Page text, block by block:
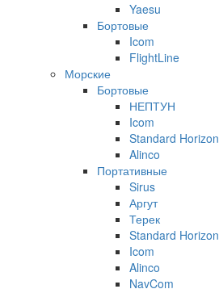
Yaesu
Бортовые
Icom
FlightLine
Морские
Бортовые
НЕПТУН
Icom
Standard Horizon
Alinco
Портативные
Sirus
Аргут
Терек
Standard Horizon
Icom
Alinco
NavCom